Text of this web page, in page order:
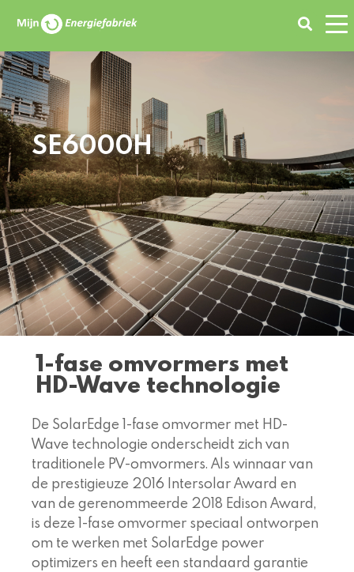
SE6000H
1-fase omvormers met
HD-Wave technologie
De SolarEdge 1-fase omvormer met HD-
Wave technologie onderscheidt zich van
traditionele PV-omvormers. Als winnaar van
de prestigieuze 2016 Intersolar Award en
van de gerenommeerde 2018 Edison Award,
is deze 1-fase omvormer speciaal ontworpen
om te werken met SolarEdge power
optimizers en heeft een standaard garantie